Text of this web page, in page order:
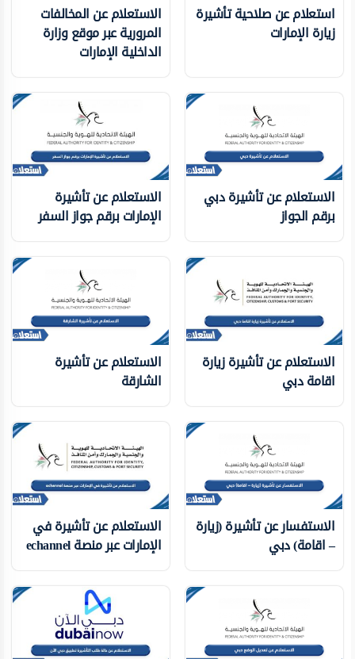
استعلام عن صلاحية تأشيرة
زيارة الإمارات
الاستعلام عن المخالفات
المرورية عبر موقع وزارة
الداخلية الإمارات
الاستعلام عن تأشيرة دبي
برقم الجواز
الاستعلام عن تأشيرة
الإمارات برقم جواز السفر
الاستعلام عن تأشيرة زيارة
اقامة دبي
الاستعلام عن تأشيرة
الشارقة
الاستفسار عن تأشيرة (زيارة
– اقامة) دبي
الاستعلام عن تأشيرة في
الإمارات عبر منصة echannel